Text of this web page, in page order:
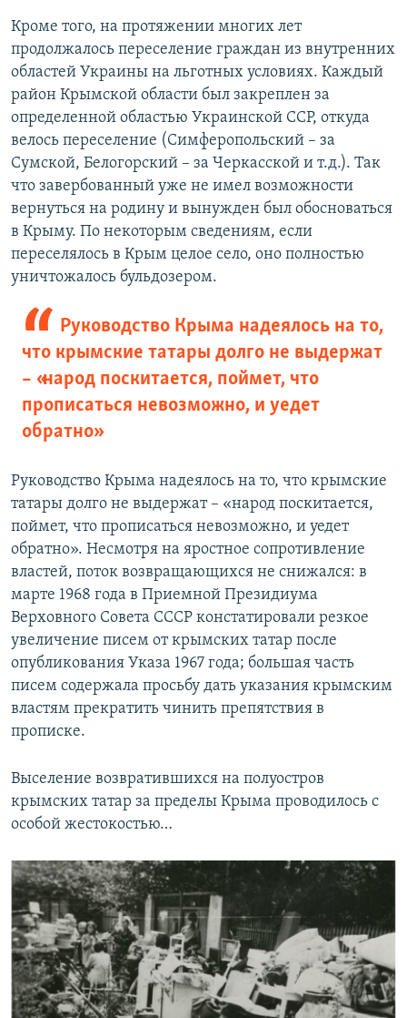
Кроме того, на протяжении многих лет
продолжалось переселение граждан из внутренних
областей Украины на льготных условиях. Каждый
район Крымской области был закреплен за
определенной областью Украинской ССР, откуда
велось переселение (Симферопольский – за
Сумской, Белогорский – за Черкасской и т.д.). Так
что завербованный уже не имел возможности
вернуться на родину и вынужден был обосноваться
в Крыму. По некоторым сведениям, если
переселялось в Крым целое село, оно полностью
уничтожалось бульдозером.
Руководство Крыма надеялось на то,
что крымские татары долго не выдержат
– «народ поскитается, поймет, что
прописаться невозможно, и уедет
обратно»
Руководство Крыма надеялось на то, что крымские
татары долго не выдержат – «народ поскитается,
поймет, что прописаться невозможно, и уедет
обратно». Несмотря на яростное сопротивление
властей, поток возвращающихся не снижался: в
марте 1968 года в Приемной Президиума
Верховного Совета СССР констатировали резкое
увеличение писем от крымских татар после
опубликования Указа 1967 года; большая часть
писем содержала просьбу дать указания крымским
властям прекратить чинить препятствия в
прописке.
Выселение возвратившихся на полуостров
крымских татар за пределы Крыма проводилось с
особой жестокостью…